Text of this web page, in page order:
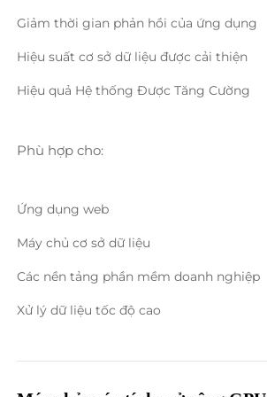
Giảm thời gian phản hồi của ứng dụng
Hiệu suất cơ sở dữ liệu được cải thiện
Hiệu quả Hệ thống Được Tăng Cường
Phù hợp cho:
Ứng dụng web
Máy chủ cơ sở dữ liệu
Các nền tảng phần mềm doanh nghiệp
Xử lý dữ liệu tốc độ cao